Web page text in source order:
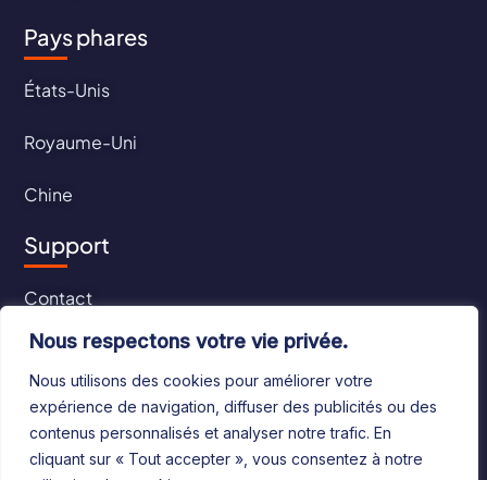
Nous respectons votre vie privée.
Nous utilisons des cookies pour améliorer votre
expérience de navigation, diffuser des publicités ou des
contenus personnalisés et analyser notre trafic. En
cliquant sur « Tout accepter », vous consentez à notre
Pays phares
États-Unis
Royaume-Uni
Chine
Support
Contact
CGU
CGV